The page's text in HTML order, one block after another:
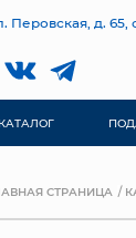
Перовская, д. 65,
КАТАЛОГ
СТРАНИЦА